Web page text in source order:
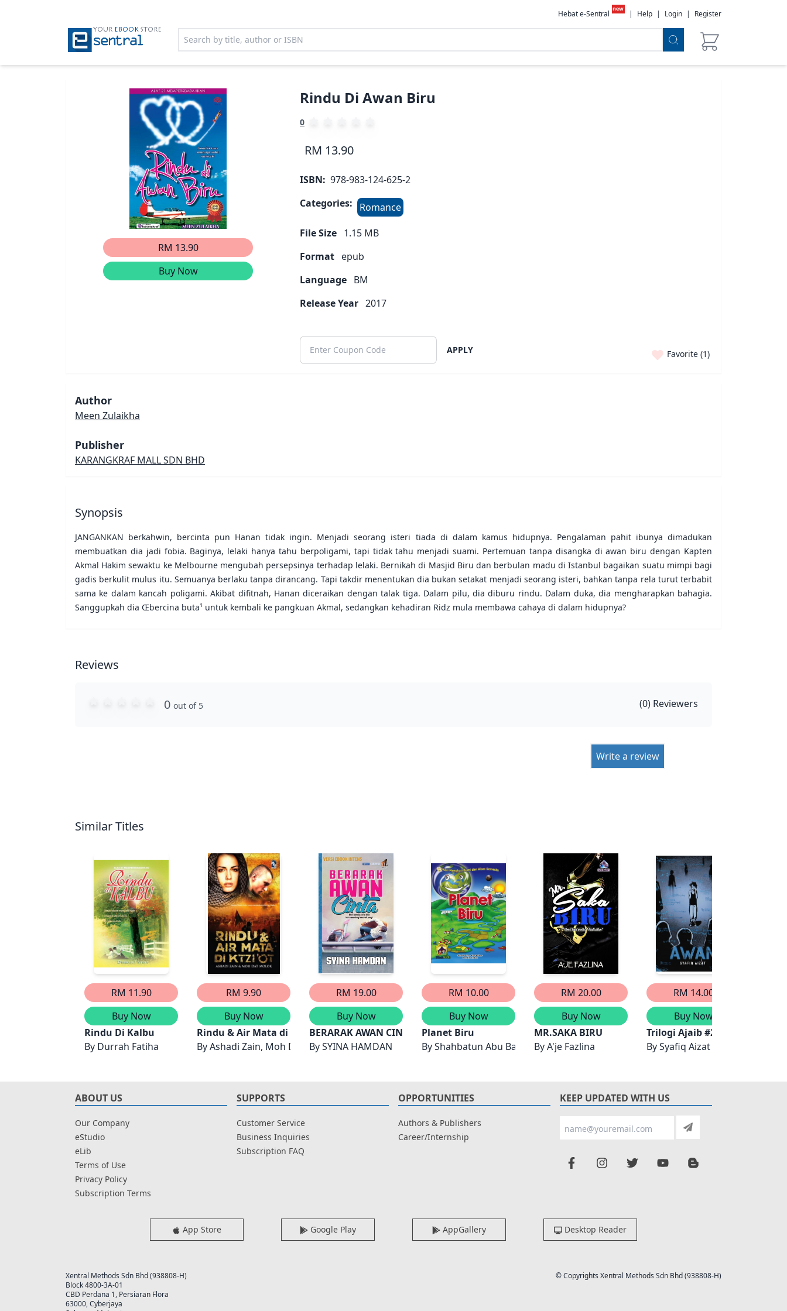
Hebat e-Sentral
new
| Help | Login | Register
YOUR EBOOK STORE
RM 13.90
Buy Now
Rindu Di Awan Biru
0
RM 13.90
ISBN: 978-983-124-625-2
Categories:
Romance
File Size 1.15 MB
Format epub
Language BM
Release Year 2017
APPLY Favorite (1)
Author
Meen Zulaikha
Publisher
KARANGKRAF MALL SDN BHD
Synopsis
JANGANKAN berkahwin, bercinta pun Hanan tidak ingin. Menjadi seorang isteri tiada di dalam kamus hidupnya. Pengalaman pahit ibunya dimadukan
membuatkan dia jadi fobia. Baginya, lelaki hanya tahu berpoligami, tapi tidak tahu menjadi suami. Pertemuan tanpa disangka di awan biru dengan Kapten
Akmal Hakim sewaktu ke Melbourne mengubah persepsinya terhadap lelaki. Bernikah di Masjid Biru dan berbulan madu di Istanbul bagaikan suatu mimpi bagi
gadis berkulit mulus itu. Semuanya berlaku tanpa dirancang. Tapi takdir menentukan dia bukan setakat menjadi seorang isteri, bahkan tanpa rela turut terbabit
sama ke dalam kancah poligami. Akibat difitnah, Hanan diceraikan dengan talak tiga. Dalam pilu, dia diburu rindu. Dalam duka, dia mengharapkan bahagia.
Sanggupkah dia Œbercina buta¹ untuk kembali ke pangkuan Akmal, sedangkan kehadiran Ridz mula membawa cahaya di dalam hidupnya?
Reviews
0 out of 5 (0) Reviewers
Write a review
Similar Titles
RM 11.90
Buy Now
Rindu Di Kalbu
By Durrah Fatiha
RM 9.90
Buy Now
Rindu & Air Mata di Ktzi'ot
ByAshadi Zain, Moh Dat Haji Muluk
RM 19.00
Buy Now
BERARAK AWAN CINTA
BySYINA HAMDAN
RM 10.00
Buy Now
Planet Biru
ByShahbatun Abu Bakar, Nordin Endut
RM 20.00
Buy Now
MR.SAKA BIRU
ByA'je Fazlina
RM 14.00
Buy Now
Trilogi Ajaib #2: AWAN
BySyafiq Aizat
ABOUT US
Our Company
eStudio
eLib
Terms of Use
Privacy Policy
Subscription Terms
SUPPORTS
Customer Service
Business Inquiries
Subscription FAQ
OPPORTUNITIES
Authors & Publishers
Career/Internship
KEEP UPDATED WITH US
App Store Google Play AppGallery Desktop Reader
Xentral Methods Sdn Bhd (938808-H)
Block 4800-3A-01
CBD Perdana 1, Persiaran Flora
63000, Cyberjaya
© Copyrights Xentral Methods Sdn Bhd (938808-H)